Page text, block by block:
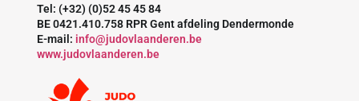
Tel: (+32) (0)52 45 45 84
BE 0421.410.758 RPR Gent afdeling Dendermonde
E-mail: info@judovlaanderen.be
www.judovlaanderen.be